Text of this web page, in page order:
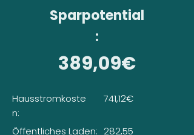
Sparpotential
:
389,09€
Hausstromkoste
n:
Öffentliches Laden:
741,12€
282,55